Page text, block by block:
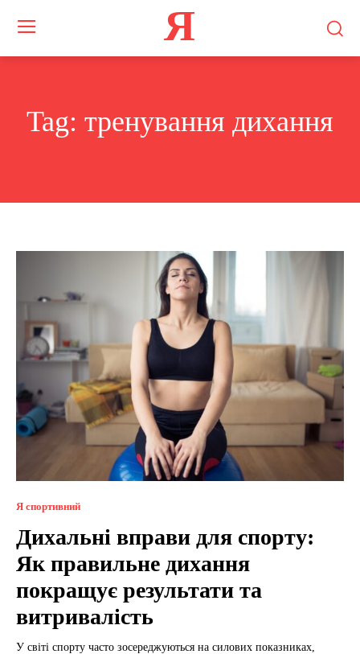
Я
Tag: тренування дихання
Я спортивний
Дихальні вправи для спорту:
Як правильне дихання
покращує результати та
витривалість
У світі спорту часто зосереджуються на силових показниках,